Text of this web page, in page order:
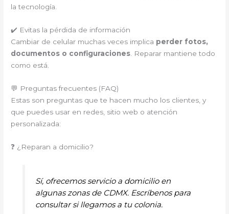
la tecnología.
✔️ Evitas la pérdida de información
Cambiar de celular muchas veces implica perder fotos,
documentos o configuraciones. Reparar mantiene todo
como está.
💬 Preguntas frecuentes (FAQ)
Estas son preguntas que te hacen mucho los clientes, y
que puedes usar en redes, sitio web o atención
personalizada:
❓ ¿Reparan a domicilio?
Sí, ofrecemos servicio a domicilio en
algunas zonas de CDMX. Escríbenos para
consultar si llegamos a tu colonia.